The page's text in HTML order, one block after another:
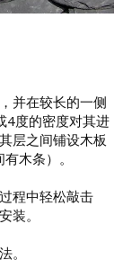
并在较长的一侧
4度的密度对其进
层之间铺设木板
木条）。
程中轻松敲击
装。
。